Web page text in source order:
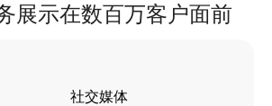
展示在数百万客户面前
社交媒体